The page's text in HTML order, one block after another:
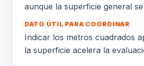
aunque la superficie general
DATO ÚTIL PARA COORDINAR
Indicar los metros cuadrados
la superficie acelera la